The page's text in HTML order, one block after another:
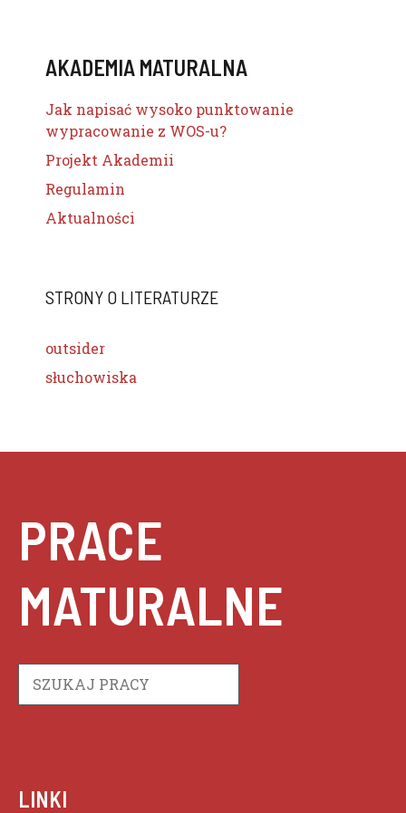
AKADEMIA MATURALNA
Jak napisać wysoko punktowanie
wypracowanie z WOS-u?
Projekt Akademii
Regulamin
Aktualności
STRONY O LITERATURZE
outsider
słuchowiska
PRACE
MATURALNE
LINKI